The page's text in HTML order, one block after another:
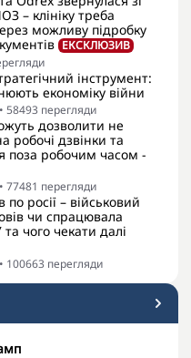
– клініку треба
можливу підробку
ЕКСКЛЮЗИВ
інструмент:
економіку війни
• 58493 перегляди
дозволити не
робочі дзвінки та
поза робочим часом -
• 77481 перегляди
по росії – військовий
чи спрацювала
чого чекати далі
• 100663 перегляди